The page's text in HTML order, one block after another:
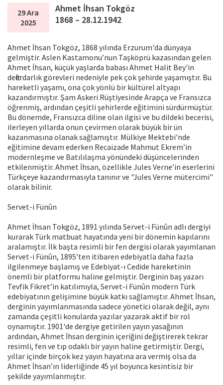
29 Ara
2025
Ahmet İhsan Tokgöz
1868 – 28.12.1942
Ahmet İhsan Tokgöz, 1868 yılında Erzurum'da dünyaya
gelmiştir. Aslen Kastamonu’nun Taşköprü kazasından gelen
Ahmet İhsan, küçük yaşlarda babası Ahmet Halit Bey'in
defterdarlık görevleri nedeniyle pek çok şehirde yaşamıştır. Bu
hareketli yaşamı, ona çok yönlü bir kültürel altyapı
kazandırmıştır. Şam Askeri Rüştiyesinde Arapça ve Fransızca
öğrenmiş, ardından çeşitli şehirlerde eğitimini sürdürmüştür.
Bu dönemde, Fransızca diline olan ilgisi ve bu dildeki becerisi,
ilerleyen yıllarda onun çevirmen olarak büyük bir ün
kazanmasına olanak sağlamıştır. Mülkiye Mektebi'nde
eğitimine devam ederken Recaizade Mahmut Ekrem’in
modernleşme ve Batılılaşma yönündeki düşüncelerinden
etkilenmiştir. Ahmet İhsan, özellikle Jules Verne’in eserlerini
Türkçeye kazandırmasıyla tanınır ve "Jules Verne mütercimi"
olarak bilinir.
Servet-i Fünûn
Ahmet İhsan Tokgöz, 1891 yılında Servet-i Fünûn adlı dergiyi
kurarak Türk matbuat hayatında yeni bir dönemin kapılarını
aralamıştır. İlk başta resimli bir fen dergisi olarak yayımlanan
Servet-i Fünûn, 1895’ten itibaren edebiyatla daha fazla
ilgilenmeye başlamış ve Edebiyat-ı Cedide hareketinin
önemli bir platformu haline gelmiştir. Derginin baş yazarı
Tevfik Fikret’in katılımıyla, Servet-i Fünûn modern Türk
edebiyatının gelişimine büyük katkı sağlamıştır. Ahmet İhsan,
derginin yayımlanmasında sadece yönetici olarak değil, aynı
zamanda çeşitli konularda yazılar yazarak aktif bir rol
oynamıştır. 1901'de dergiye getirilen yayın yasağının
ardından, Ahmet İhsan derginin içeriğini değiştirerek tekrar
resimli, fen ve tıp odaklı bir yayın haline getirmiştir. Dergi,
yıllar içinde birçok kez yayın hayatına ara vermiş olsa da
Ahmet İhsan’ın liderliğinde 45 yıl boyunca kesintisiz bir
şekilde yayımlanmıştır.